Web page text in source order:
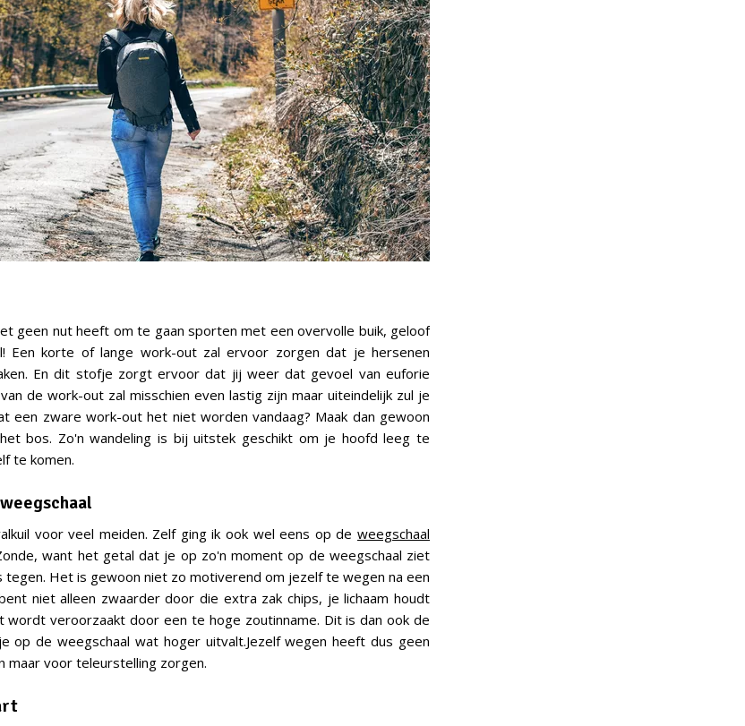
geen nut heeft om te gaan sporten met een overvolle buik, geloof
Een korte of lange work-out zal ervoor zorgen dat je hersenen
En dit stofje zorgt ervoor dat jij weer dat gevoel van euforie
de work-out zal misschien even lastig zijn maar uiteindelijk zul je
een zware work-out het niet worden vandaag? Maak dan gewoon
bos. Zo'n wandeling is bij uitstek geschikt om je hoofd leeg te
te komen.
voor veel meiden. Zelf ging ik ook wel eens op de weegschaal
want het getal dat je op zo'n moment op de weegschaal ziet
tegen. Het is gewoon niet zo motiverend om jezelf te wegen na een
niet alleen zwaarder door die extra zak chips, je lichaam houdt
wordt veroorzaakt door een te hoge zoutinname. Dit is dan ook de
op de weegschaal wat hoger uitvalt.Jezelf wegen heeft dus geen
maar voor teleurstelling zorgen.